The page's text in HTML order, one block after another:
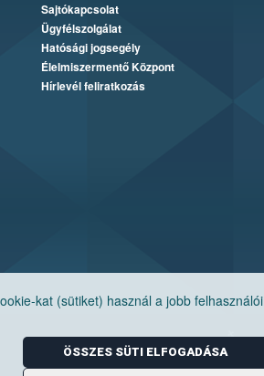
kat (sütiket) használ a jobb felhasználói
ÖSSZES SÜTI ELFOGADÁSA
Sajtókapcsolat
Ügyfélszolgálat
Hatósági jogsegély
Élelmiszermentő Központ
Hírlevél feliratkozás